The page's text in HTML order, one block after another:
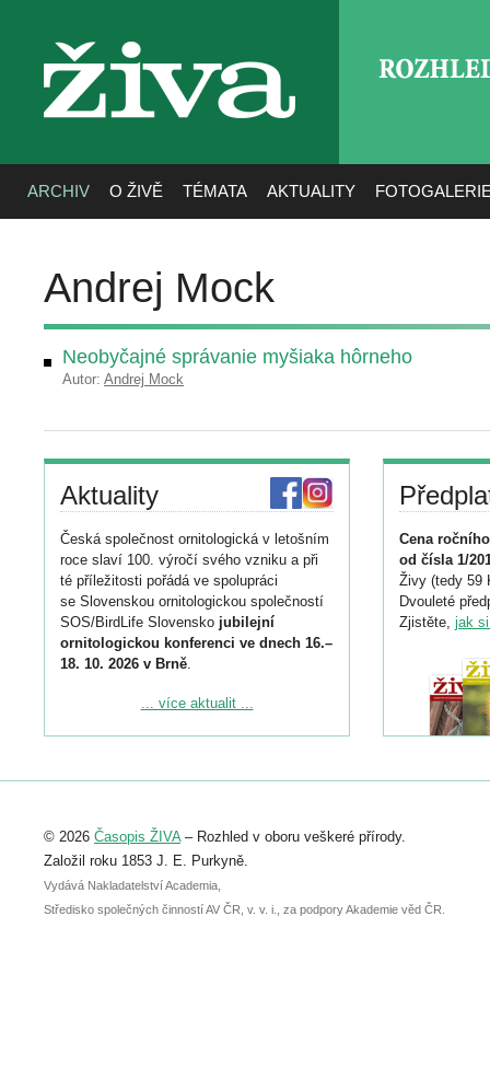
živa
ARCHIV O ŽIVĚ TÉMATA AKTUALITY
Andrej Mock
Neobyčajné správanie myšiaka hôrneho
Autor: Andrej Mock
Aktuality
Česká společnost ornitologická v letošním
roce slaví 100. výročí svého vzniku a při
té příležitosti pořádá ve spolupráci
se Slovenskou ornitologickou společností
SOS/BirdLife Slovensko jubilejní
ornitologickou konferenci ve dnech 16.–
18. 10. 2026 v Brně.
Podrobnější informace ke konferenci
Registrovat se můžete do 6. září.
abstraktu přihlášené přednášky nebo
posteru je už 30. června.
... více aktualit ...
Cena
od čísla 1/
Živy (tedy 59
Dvouleté
Zjistěte, jak
© 2026 Časopis ŽIVA– Rozhled v oboru veškeré přírody.
Založil roku 1853 J. E. Purkyně.
Vydává Nakladatelství Academia,
Středisko společných činností AV ČR, v. v. i., za podpory Akademie věd ČR.